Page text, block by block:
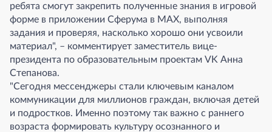
ребята смогут закрепить полученные знания в игровой
форме в приложении Сферума в MAX, выполняя
задания и проверяя, насколько хорошо они усвоили
материал", – комментирует заместитель вице-
президента по образовательным проектам VK Анна
Степанова.
"Сегодня мессенджеры стали ключевым каналом
коммуникации для миллионов граждан, включая детей
и подростков. Именно поэтому так важно с раннего
возраста формировать культуру осознанного и